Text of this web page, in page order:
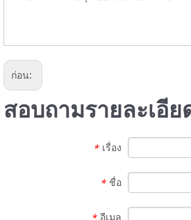
ก่อน:
สอบถามรายละเอี
* เรื่อง
* ชื่อ
อีเมล